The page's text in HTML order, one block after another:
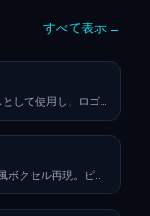
すべて表示 →
して使用し、ロゴ
ーコイズ、大胆な
クの蔓のような花
クセル再現。ピク